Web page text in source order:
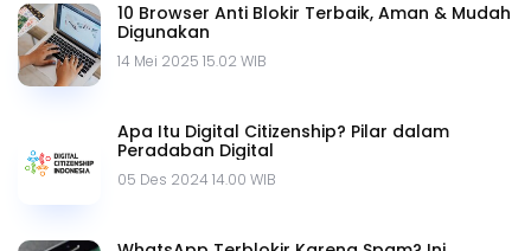
10 Browser Anti Blokir Terbaik, Aman & Mudah
Digunakan
14 Mei 2025 15.02 WIB
Apa Itu Digital Citizenship? Pilar dalam
Peradaban Digital
05 Des 2024 14.00 WIB